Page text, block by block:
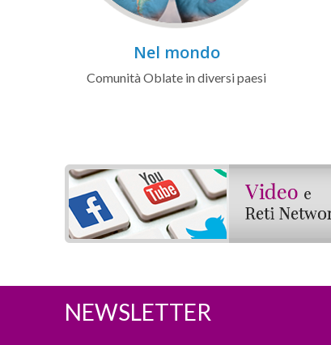
Nel mondo
Comunità Oblate in diversi paesi
NEWSLETTER